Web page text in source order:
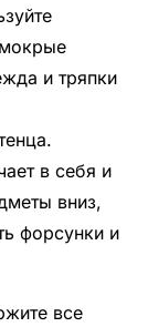
и тряпки
в себя и
вниз,
форсунки и
все